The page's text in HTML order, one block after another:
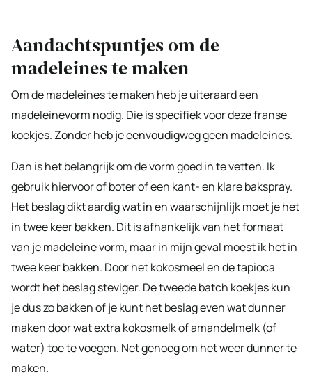
Aandachtspuntjes om de
madeleines te maken
Om de madeleines te maken heb je uiteraard een
madeleinevorm nodig. Die is specifiek voor deze franse
koekjes. Zonder heb je eenvoudigweg geen madeleines.
Dan is het belangrijk om de vorm goed in te vetten. Ik
gebruik hiervoor of boter of een kant- en klare bakspray.
Het beslag dikt aardig wat in en waarschijnlijk moet je het
in twee keer bakken. Dit is afhankelijk van het formaat
van je madeleine vorm, maar in mijn geval moest ik het in
twee keer bakken. Door het kokosmeel en de tapioca
wordt het beslag steviger. De tweede batch koekjes kun
je dus zo bakken of je kunt het beslag even wat dunner
maken door wat extra kokosmelk of amandelmelk (of
water) toe te voegen. Net genoeg om het weer dunner te
maken.